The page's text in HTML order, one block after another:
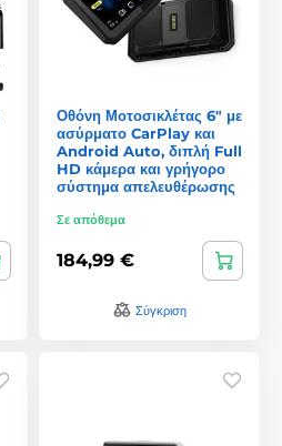
Οθόνη Μοτοσικλέτας 6" με
ασύρματο CarPlay και
Android Auto, διπλή Full
HD κάμερα και γρήγορο
σύστημα απελευθέρωσης
Σε απόθεμα
184,99 €
Σύγκριση